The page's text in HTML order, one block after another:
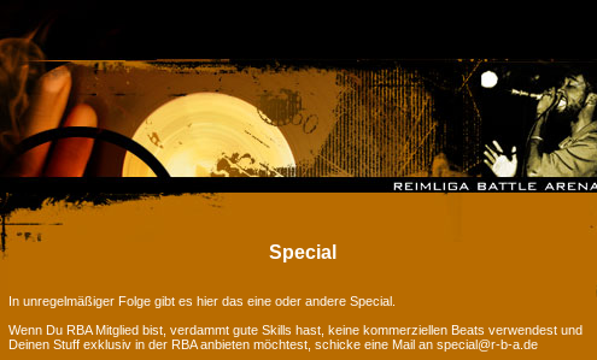
Special
In unregelmäßiger Folge gibt es hier das eine oder andere Special.
Wenn Du RBA Mitglied bist, verdammt gute Skills hast, keine kommerziellen Beats verwendest und
Deinen Stuff exklusiv in der RBA anbieten möchtest, schicke eine Mail an special@r-b-a.de